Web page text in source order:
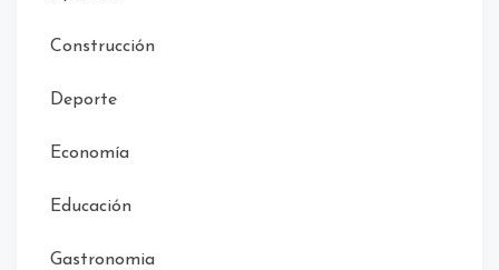
Construcción
Deporte
Economía
Educación
Gastronomia